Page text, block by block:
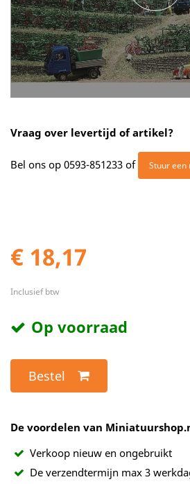
Vraag over levertijd of artikel?
Bel ons op 0593-851233 of Stuur een
€ 18,17
Inclusief btw
Op voorraad
Bestel
De voordelen van
Verkoop nieuw en ongebruikt
De verzendtermijn max 3